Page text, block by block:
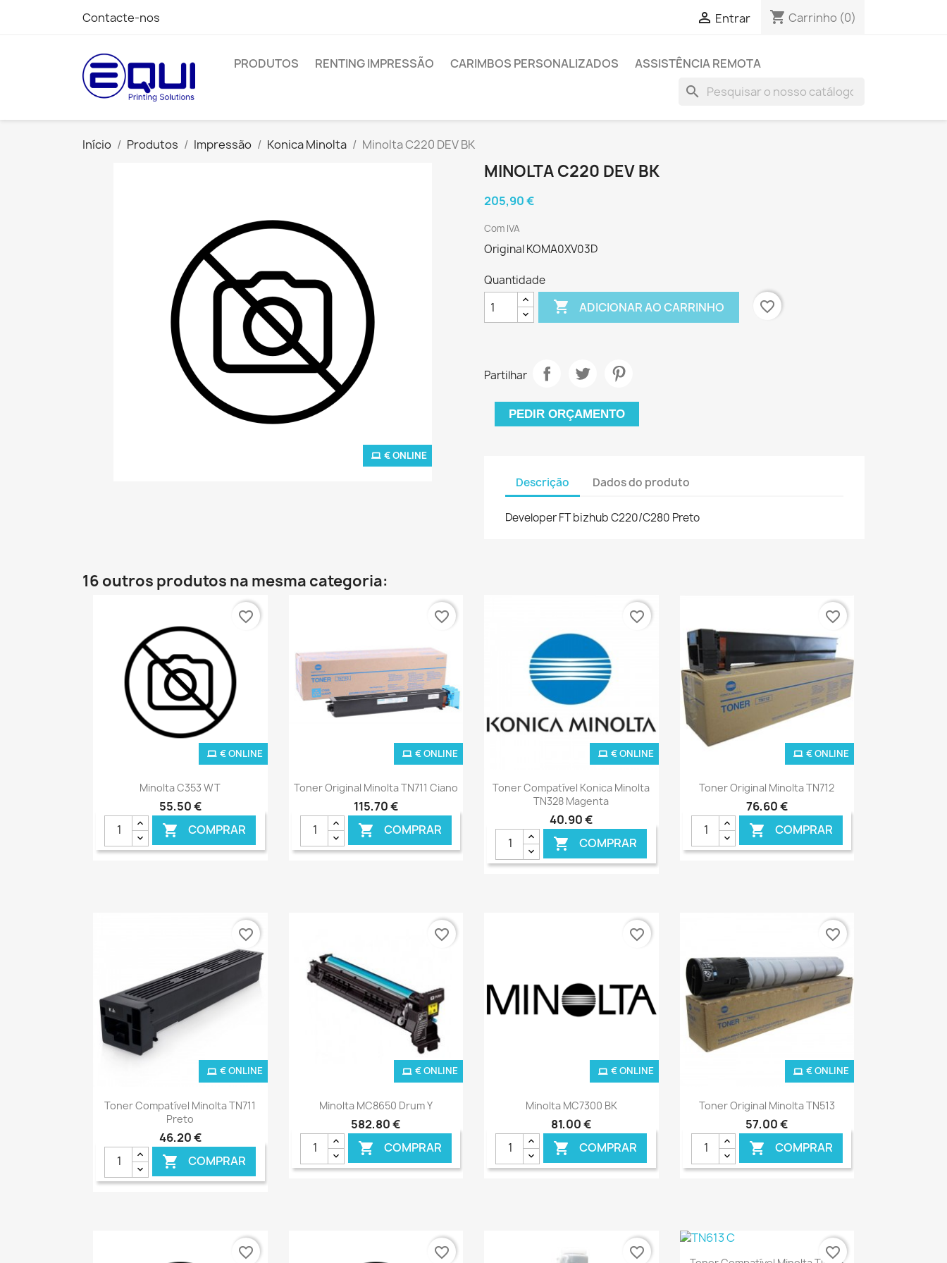
Contacte-nos  Entrar shopping_cart Carrinho (0)
PRODUTOS RENTING IMPRESSÃO CARIMBOS PERSONALIZADOS ASSISTÊNCIA REMOTA
search
Início Produtos Impressão Konica Minolta Minolta C220 DEV BK
€ ONLINE
MINOLTA C220 DEV BK
205,90 €
Com IVA
Original KOMA0XV03D
Quantidade
 ADICIONAR AO CARRINHO favorite_border
Partilhar
PEDIR ORÇAMENTO
Descrição Dados do produto
Developer FT bizhub C220/C280 Preto
16 outros produtos na mesma categoria:
Ver+
Minolta C353 WT
55,50 €
 COMPRAR
€ ONLINE
favorite_border
Ver+
Toner Original Minolta TN711 Ciano
115,70 €
 COMPRAR
€ ONLINE
favorite_border
Ver+
Toner Compatível Konica Minolta
TN328 Magenta
40,90 €
 COMPRAR
€ ONLINE
favorite_border
Ver+
Toner Original Minolta TN712
76,60 €
 COMPRAR
€ ONLINE
favorite_border
Ver+
Toner Compatível Minolta TN711
Preto
46,20 €
 COMPRAR
€ ONLINE
favorite_border
Ver+
Minolta MC8650 Drum Y
582,80 €
 COMPRAR
€ ONLINE
favorite_border
Ver+
Minolta MC7300 BK
81,00 €
 COMPRAR
€ ONLINE
favorite_border
Ver+
Toner Original Minolta TN513
57,00 €
 COMPRAR
€ ONLINE
favorite_border
favorite_border favorite_border favorite_border Ver+ favorite_border